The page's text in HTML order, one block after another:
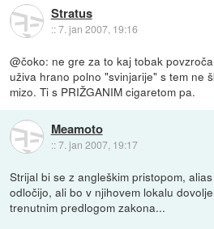
Stratus
::7. jan 2007, 19:16
@čoko: ne gre za to kaj tobak
uživa hrano polno "svinjarije" s tem ne
mizo. Ti s PRIŽGANIM cigaretom pa.
Meamoto
::7. jan 2007, 19:17
Strijal bi se z angleškim pristopom,
odločijo, ali bo v njihovem lokalu
trenutnim predlogom zakona...